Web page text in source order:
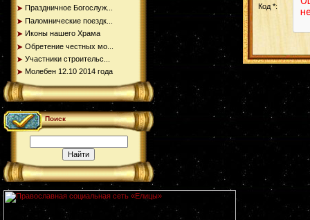
Праздничное Богослуж...
Паломнические поездк...
Иконы нашего Храма
Обретение честных мо...
Участники строительс...
Молебен 12.10 2014 года
Поиск
Код *: